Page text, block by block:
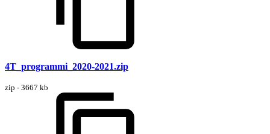
4T_programmi_2020-2021.zip
zip - 3667 kb